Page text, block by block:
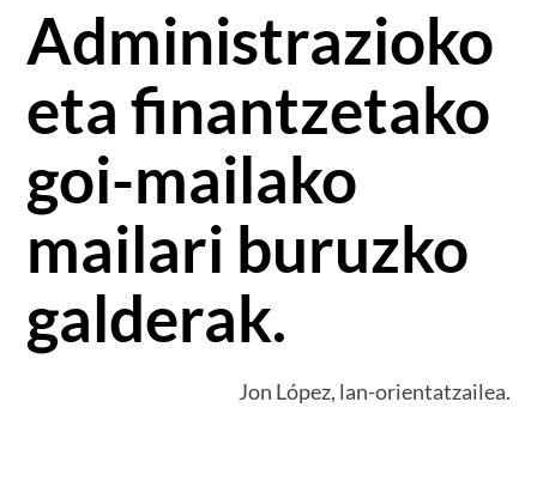
Administrazioko
eta finantzetako
goi-mailako
mailari buruzko
galderak.
Jon López, lan-orientatzailea.